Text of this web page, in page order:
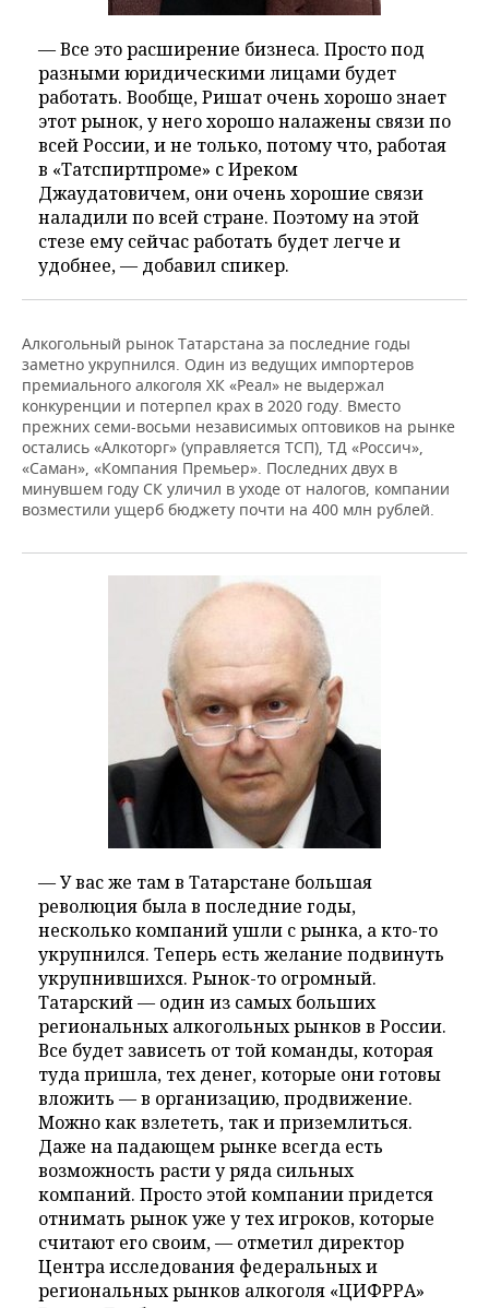
— Все это расширение бизнеса. Просто под
разными юридическими лицами будет
работать. Вообще, Ришат очень хорошо знает
этот рынок, у него хорошо налажены связи по
всей России, и не только, потому что, работая
в «Татспиртпроме» с Иреком
Джаудатовичем, они очень хорошие связи
наладили по всей стране. Поэтому на этой
стезе ему сейчас работать будет легче и
удобнее, — добавил спикер.
Алкогольный рынок Татарстана за последние годы
заметно укрупнился. Один из ведущих импортеров
премиального алкоголя ХК «Реал» не выдержал
конкуренции и потерпел крах в 2020 году. Вместо
прежних семи-восьми независимых оптовиков на рынке
остались «Алкоторг» (управляется ТСП), ТД «Россич»,
«Саман», «Компания Премьер». Последних двух в
минувшем году СК уличил в уходе от налогов, компании
возместили ущерб бюджету почти на 400 млн рублей.
— У вас же там в Татарстане большая
революция была в последние годы,
несколько компаний ушли с рынка, а кто-то
укрупнился. Теперь есть желание подвинуть
укрупнившихся. Рынок-то огромный.
Татарский — один из самых больших
региональных алкогольных рынков в России.
Все будет зависеть от той команды, которая
туда пришла, тех денег, которые они готовы
вложить — в организацию, продвижение.
Можно как взлететь, так и приземлиться.
Даже на падающем рынке всегда есть
возможность расти у ряда сильных
компаний. Просто этой компании придется
отнимать рынок уже у тех игроков, которые
считают его своим, — отметил директор
Центра исследования федеральных и
региональных рынков алкоголя «ЦИФРРА»